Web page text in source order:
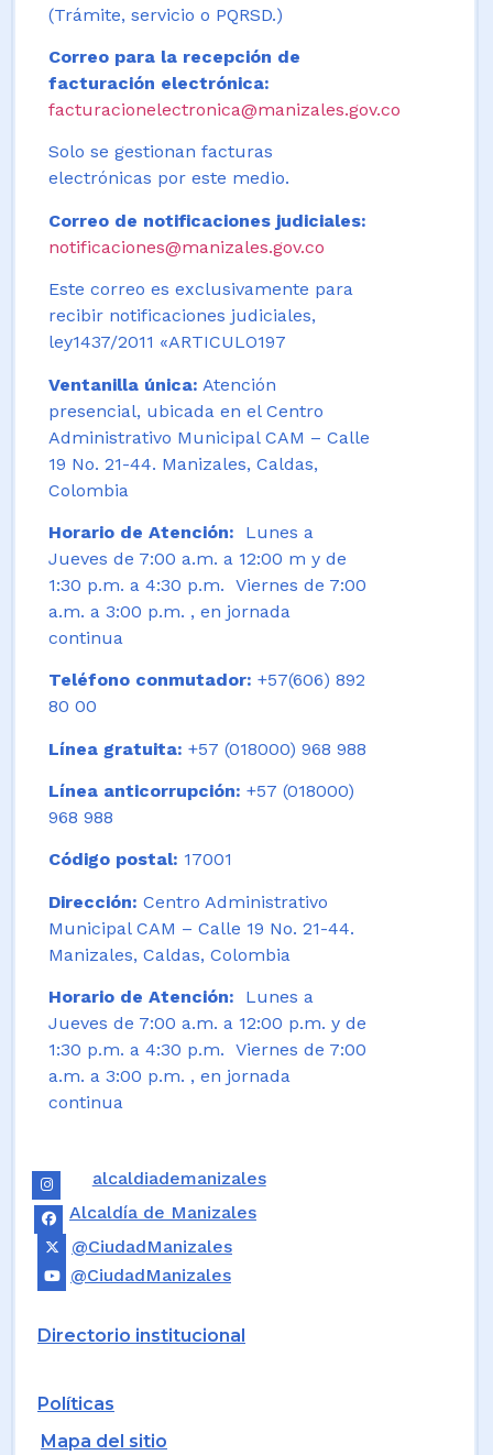
(Trámite, servicio o PQRSD.)
Correo para la recepción de
facturación electrónica:
facturacionelectronica@manizales.gov.co
Solo se gestionan facturas
electrónicas por este medio.
Correo de notificaciones judiciales:
notificaciones@manizales.gov.co
Este correo es exclusivamente para
recibir notificaciones judiciales,
ley1437/2011 «ARTICULO197
Ventanilla única: Atención
presencial, ubicada en el Centro
Administrativo Municipal CAM – Calle
19 No. 21-44. Manizales, Caldas,
Colombia
Horario de Atención:
Lunes a
Jueves de 7:00 a.m. a 12:00 m y de
1:30 p.m. a 4:30 p.m. Viernes de 7:00
a.m. a 3:00 p.m. , en jornada
continua
Teléfono conmutador: +57(606) 892
80 00
Línea gratuita: +57 (018000) 968 988
Línea anticorrupción: +57 (018000)
968 988
Código postal: 17001
Dirección: Centro Administrativo
Municipal CAM – Calle 19 No. 21-44.
Manizales, Caldas, Colombia
Horario de Atención: Lunes a
Jueves de 7:00 a.m. a 12:00 p.m. y de
1:30 p.m. a 4:30 p.m. Viernes de 7:00
a.m. a 3:00 p.m. , en jornada
continua
alcaldiademanizales
Alcaldía de Manizales
@CiudadManizales
@CiudadManizales
Directorio institucional
Políticas
Mapa del sitio